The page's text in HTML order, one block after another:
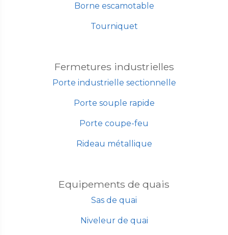
Borne escamotable
Tourniquet
Fermetures industrielles
Porte industrielle sectionnelle
Porte souple rapide
Porte coupe-feu
Rideau métallique
Equipements de quais
Sas de quai
Niveleur de quai